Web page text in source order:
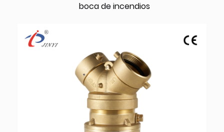
boca de incendios